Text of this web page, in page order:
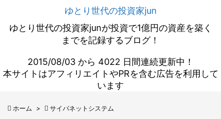
ゆとり世代の投資家jun
ゆとり世代の投資家junが投資で1億円の資産を築く
までを記録するブログ！
2015/08/03 から 4022 日間連続更新中！
本サイトはアフィリエイトやPRを含む広告を利用して
います
 ホーム >  サイバネットシステム